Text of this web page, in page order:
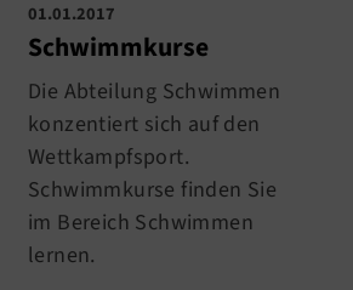
01.01.2017
Schwimmkurse
Die Abteilung Schwimmen
konzentiert sich auf den
Wettkampfsport.
Schwimmkurse finden Sie
im Bereich Schwimmen
lernen.